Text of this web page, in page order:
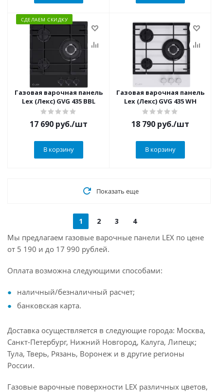
СДЕЛАЕМ СКИДКУ
Газовая варочная панель
Lex (Лекс) GVG 435 BBL
17 690 руб./шт
В корзину
Газовая варочная панель
Lex (Лекс) GVG 435 WH
18 790 руб./шт
В корзину
Показать еще
1 2 3 4
Мы предлагаем газовые варочные панели LEX по цене
от 5 190 и до 17 990 рублей.
Оплата возможна следующими способами:
наличный/безналичный расчет;
банковская карта.
Доставка осуществляется в следующие города: Москва,
Санкт-Петербург, Нижний Новгород, Калуга, Липецк;
Тула, Тверь, Рязань, Воронеж и в другие регионы
России.
Газовые варочные поверхности LEX различных цветов,